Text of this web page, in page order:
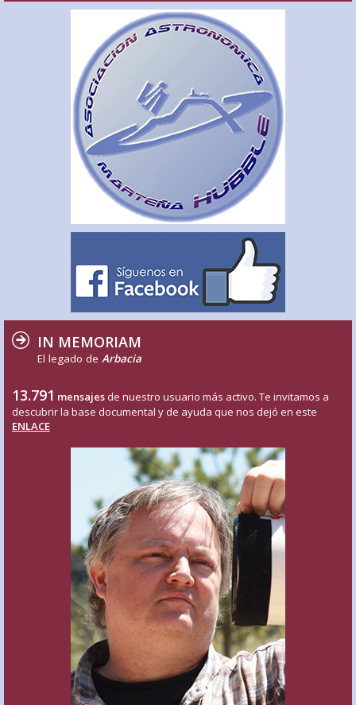
IN MEMORIAM
El legado de Arbacia
13.791 mensajes de nuestro usuario más activo. Te invitamos a
descubrir la base documental y de ayuda que nos dejó en este
ENLACE